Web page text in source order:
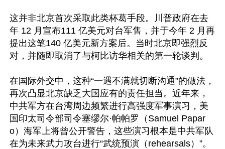
这并非北京首次采取此类杯葛手段。川普政府在去
年 12 月宣布111 亿美元对台军售，并于今年 2 月再
提出这笔140 亿美元新方案后。当时北京即强烈反
对，并随即取消了与柯比访华相关的第一轮谈判。
在国际外交中，这种“一遇不满就切断沟通”的做法，
再次凸显北京缺乏大国应有的责任担当。近年来，
中共军方在台湾周边频繁进行高强度军事演习，美
国印太司令部司令塞缪尔·帕帕罗（Samuel Papar
o）海军上将曾公开警告，这些演习根本是中共军队
在为未来武力攻台进行“武统预演（rehearsals）”。